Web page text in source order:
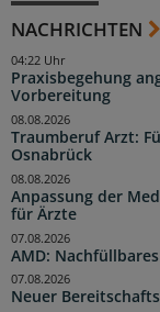
NACHRICHTEN
Praxisbegehung
Vorbereitung
04:22 Uhr
Traumberuf Arzt:
Osnabrück
08.08.2026
Anpassung der
für Ärzte
08.08.2026
AMD:
07.08.2026
Neuer
07.08.2026